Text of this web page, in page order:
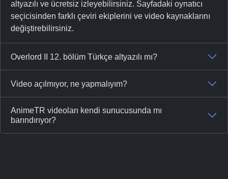
altyazılı ve ücretsiz izleyebilirsiniz. Sayfadaki oynatıcı
seçicisinden farklı çeviri ekiplerini ve video kaynaklarını
değiştirebilirsiniz.
Overlord II 12. bölüm Türkçe altyazılı mı?
Video açılmıyor, ne yapmalıyım?
AnimeTR videoları kendi sunucusunda mı
barındırıyor?